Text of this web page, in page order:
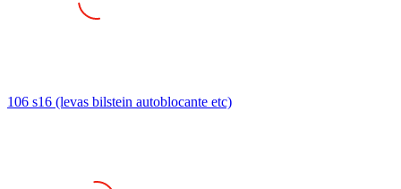
106 s16 (levas bilstein autoblocante etc)